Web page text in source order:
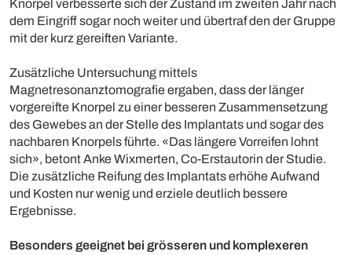
Knorpel verbesserte sich der Zustand im zweiten Jahr nach
dem Eingriff sogar noch weiter und übertraf den der Gruppe
mit der kurz gereiften Variante.
Zusätzliche Untersuchung mittels
Magnetresonanztomografie ergaben, dass der länger
vorgereifte Knorpel zu einer besseren Zusammensetzung
des Gewebes an der Stelle des Implantats und sogar des
nachbaren Knorpels führte. «Das längere Vorreifen lohnt
sich», betont Anke Wixmerten, Co-Erstautorin der Studie.
Die zusätzliche Reifung des Implantats erhöhe Aufwand
und Kosten nur wenig und erziele deutlich bessere
Ergebnisse.
Besonders geeignet bei grösseren und komplexeren